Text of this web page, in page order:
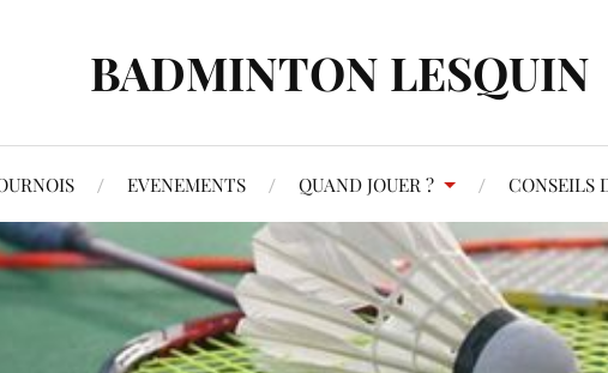
BADMINTON LESQUIN
EVENEMENTS QUAND JOUER ? CONSEILS